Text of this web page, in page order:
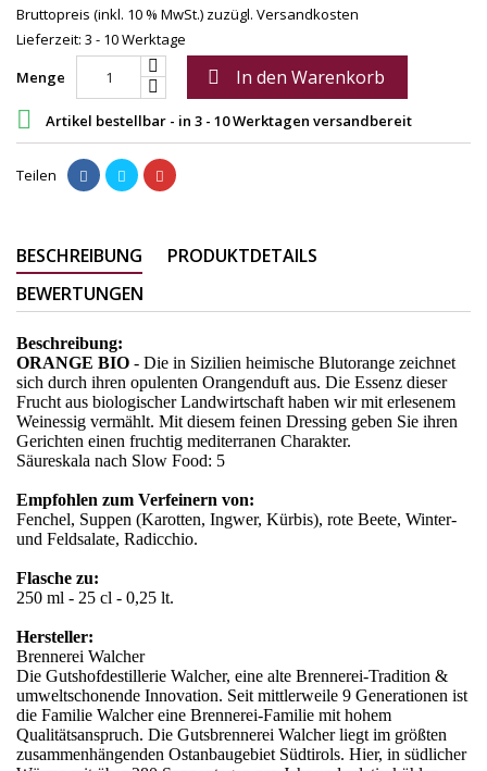
Bruttopreis (inkl. 10 % MwSt.) zuzügl. Versandkosten
Lieferzeit: 3 - 10 Werktage
Menge
 In den Warenkorb
 Artikel bestellbar - in 3 - 10 Werktagen versandbereit
Teilen
BESCHREIBUNG
PRODUKTDETAILS
BEWERTUNGEN
Beschreibung:
ORANGE BIO - Die in Sizilien heimische Blutorange zeichnet
sich durch ihren opulenten Orangenduft aus. Die Essenz dieser
Frucht aus biologischer Landwirtschaft haben wir mit erlesenem
Weinessig vermählt. Mit diesem feinen Dressing geben Sie ihren
Gerichten einen fruchtig mediterranen Charakter.
Säureskala nach Slow Food: 5
Empfohlen zum Verfeinern von:
Fenchel, Suppen (Karotten, Ingwer, Kürbis), rote Beete, Winter-
und Feldsalate, Radicchio.
Flasche zu:
250 ml - 25 cl - 0,25 lt.
Hersteller:
Brennerei Walcher
Die Gutshofdestillerie Walcher, eine alte Brennerei-Tradition &
umweltschonende Innovation. Seit mittlerweile 9 Generationen ist
die Familie Walcher eine Brennerei-Familie mit hohem
Qualitätsanspruch. Die Gutsbrennerei Walcher liegt im größten
zusammenhängenden Ostanbaugebiet Südtirols. Hier, in südlicher